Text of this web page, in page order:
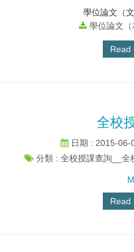
學位論文（
學位論文
Read
全校
日期 : 2015-06-
分類 : 全校授課查詢__全
Read